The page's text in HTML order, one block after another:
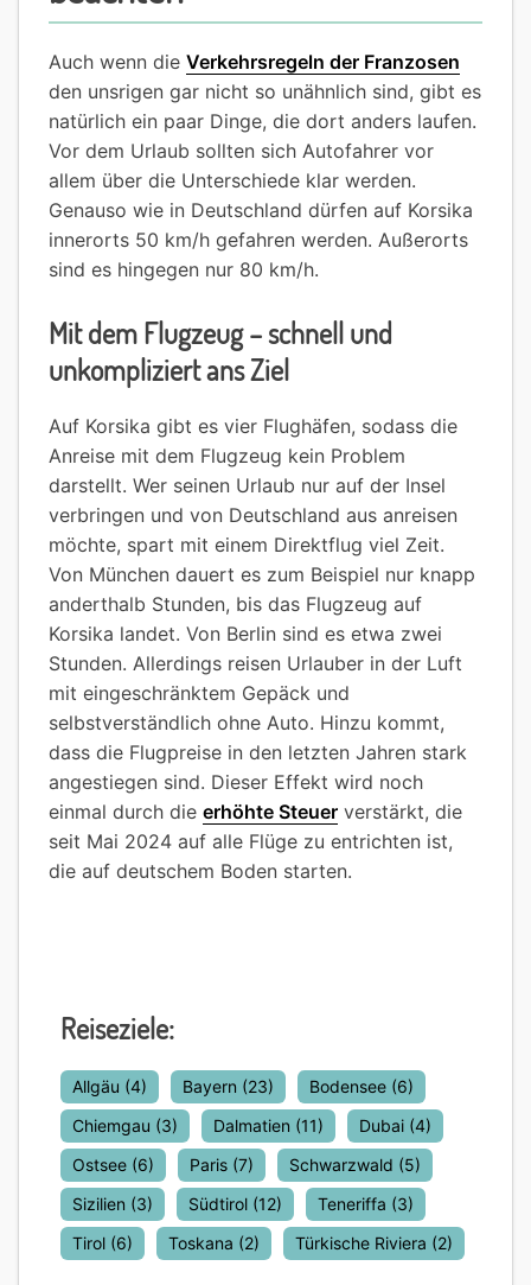
Auch wenn die Verkehrsregeln der Franzosen
den unsrigen gar nicht so unähnlich sind, gibt es
natürlich ein paar Dinge, die dort anders laufen.
Vor dem Urlaub sollten sich Autofahrer vor
allem über die Unterschiede klar werden.
Genauso wie in Deutschland dürfen auf Korsika
innerorts 50 km/h gefahren werden. Außerorts
sind es hingegen nur 80 km/h.
Mit dem Flugzeug – schnell und
unkompliziert ans Ziel
Auf Korsika gibt es vier Flughäfen, sodass die
Anreise mit dem Flugzeug kein Problem
darstellt. Wer seinen Urlaub nur auf der Insel
verbringen und von Deutschland aus anreisen
möchte, spart mit einem Direktflug viel Zeit.
Von München dauert es zum Beispiel nur knapp
anderthalb Stunden, bis das Flugzeug auf
Korsika landet. Von Berlin sind es etwa zwei
Stunden. Allerdings reisen Urlauber in der Luft
mit eingeschränktem Gepäck und
selbstverständlich ohne Auto. Hinzu kommt,
dass die Flugpreise in den letzten Jahren stark
angestiegen sind. Dieser Effekt wird noch
einmal durch die erhöhte Steuer verstärkt, die
seit Mai 2024 auf alle Flüge zu entrichten ist,
die auf deutschem Boden starten.
Reiseziele:
Allgäu (4) Bayern (23) Bodensee (6)
Chiemgau (3) Dalmatien (11) Dubai (4)
Ostsee (6) Paris (7) Schwarzwald (5)
Sizilien (3) Südtirol (12) Teneriffa (3)
Tirol (6) Toskana (2) Türkische Riviera (2)